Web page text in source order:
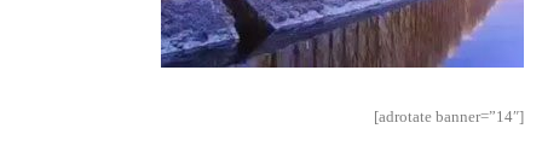
[adrotate banner=”14″]